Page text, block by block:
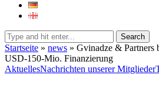
Search
Startseite » news » Gvinadze & Partners
USD-150-Mio. Finanzierung
AktuellesNachrichten unserer Mitglieder